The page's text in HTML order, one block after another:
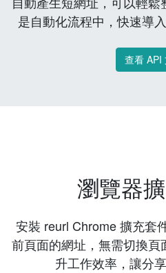
是自動化流程中，快速導
查看 API
瀏覽器
安裝 reurl Chrome 擴充套
前頁面的網址，無需切換
升工作效率，讓分